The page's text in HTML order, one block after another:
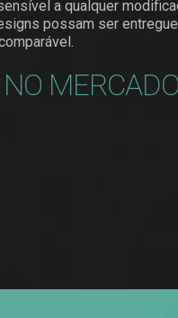
a qualquer
possam ser
MERCADO